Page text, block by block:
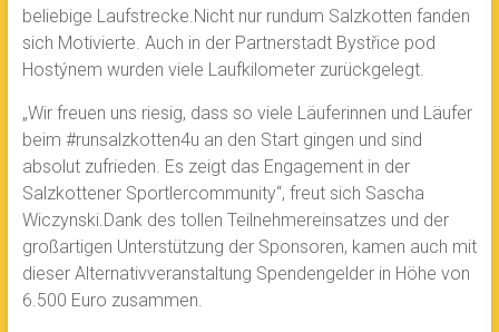
beliebige Laufstrecke.Nicht nur rundum Salzkotten fanden
sich Motivierte. Auch in der Partnerstadt Bystřice pod
Hostýnem wurden viele Laufkilometer zurückgelegt.
„Wir freuen uns riesig, dass so viele Läuferinnen und Läufer
beim #runsalzkotten4u an den Start gingen und sind
absolut zufrieden. Es zeigt das Engagement in der
Salzkottener Sportlercommunity“, freut sich Sascha
Wiczynski.Dank des tollen Teilnehmereinsatzes und der
großartigen Unterstützung der Sponsoren, kamen auch mit
dieser Alternativveranstaltung Spendengelder in Höhe von
6.500 Euro zusammen.